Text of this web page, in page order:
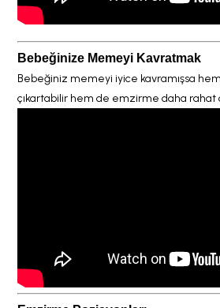
Bebeğinize Memeyi Kavratmak
Bebeğiniz memeyi iyice kavramışsa
çıkartabilir hem de emzirme daha rahat